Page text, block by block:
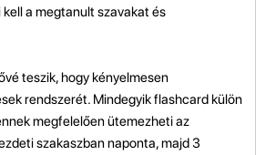
a megtanult szavakat és
teszik, hogy kényelmesen
rendszerét. Mindegyik flashcard külön
megfelelően ütemezheti az
szakaszban naponta, majd 3